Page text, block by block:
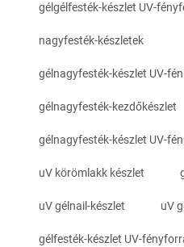
gélgélfesték-készlet UV-
nagyfesték-készletek
gélnagyfesték-készlet UV-
gélnagyfesték-kezdőkészlet
gélnagyfesték-készlet UV-
uV körömlakk készlet
uV gélnail-készlet uV
gélfesték-készlet UV-